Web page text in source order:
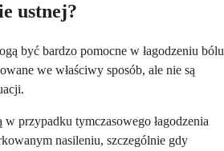
ustnej?
być bardzo pomocne w łagodzeniu bólu
we właściwy sposób, ale nie są
w przypadku tymczasowego łagodzenia
nasileniu, szczególnie gdy